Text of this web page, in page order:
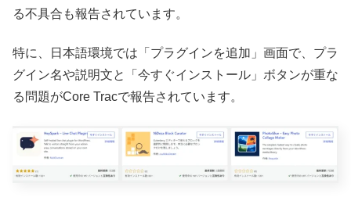
る不具合も報告されています。
特に、日本語環境では「プラグインを追加」画面で、プラ
グイン名や説明文と「今すぐインストール」ボタンが重な
る問題がCore Tracで報告されています。